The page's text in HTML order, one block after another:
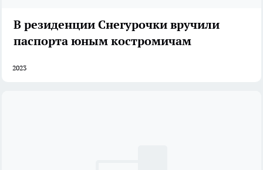
В резиденции Снегурочки вручили
паспорта юным костромичам
2023